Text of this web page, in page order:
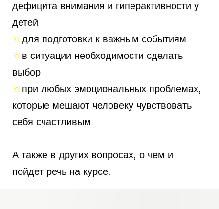
дефицита внимания и гиперактивности у
детей
🔆для подготовки к важным событиям
🔆в ситуации необходимости сделать
выбор
🔆при любых эмоциональных проблемах,
которые мешают человеку чувствовать
себя счастливым
А также в других вопросах, о чем и
пойдет речь на курсе.